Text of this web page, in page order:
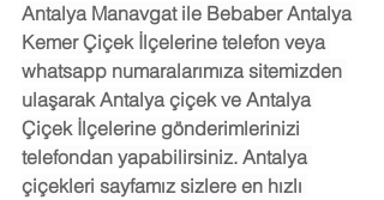
Antalya Manavgat ile Bebaber Antalya
Kemer Çiçek İlçelerine telefon veya
whatsapp numaralarımıza sitemizden
ulaşarak Antalya çiçek ve Antalya
Çiçek İlçelerine gönderimlerinizi
telefondan yapabilirsiniz. Antalya
çiçekleri sayfamız sizlere en hızlı